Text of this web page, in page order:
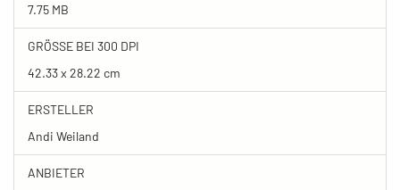
7.75 MB
GRÖSSE BEI 300 DPI
42.33 x 28.22 cm
ERSTELLER
Andi Weiland
ANBIETER